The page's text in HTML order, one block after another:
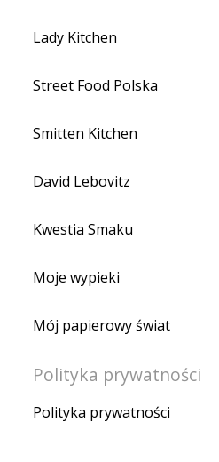
Lady Kitchen
Street Food Polska
Smitten Kitchen
David Lebovitz
Kwestia Smaku
Moje wypieki
Mój papierowy świat
Polityka prywatności
Polityka prywatności